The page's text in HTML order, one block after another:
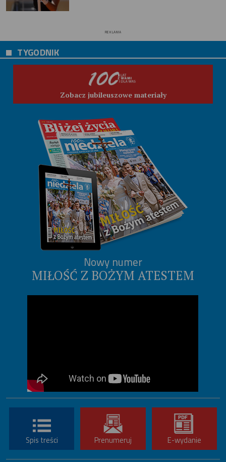
REKLAMA
TYGODNIK
Zobacz jubileuszowe materiały
Nowy numer
MIŁOŚĆ Z BOŻYM ATESTEM
Spis treści Prenumeruj E-wydanie